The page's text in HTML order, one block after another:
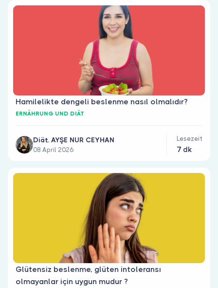
Hamilelikte dengeli beslenme nasıl olmalıdır?
ERNÄHRUNG UND DIÄT
Diät. AYŞE NUR CEYHAN
08 April 2026
Lesezeit
7 dk
Glütensiz beslenme, glüten intoleransı
olmayanlar için uygun mudur ?